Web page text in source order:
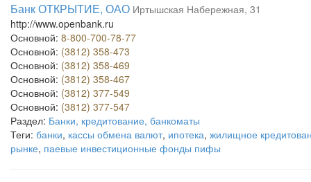
Банк ОТКРЫТИЕ, ОАО Иртышская Набережная, 31
http://www.openbank.ru
Основной: 8-800-700-78-77
Основной: (3812) 358-473
Основной: (3812) 358-469
Основной: (3812) 358-467
Основной: (3812) 377-549
Основной: (3812) 377-547
Раздел: Банки, кредитование, банкоматы
Теги: банки, кассы обмена валют, ипотека, жилищное
рынке, паевые инвестиционные фонды пифы